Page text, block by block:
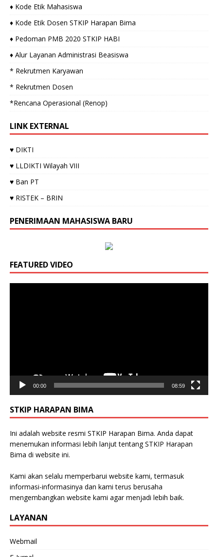
♦ Kode Etik Mahasiswa
♦ Kode Etik Dosen STKIP Harapan Bima
♦ Pedoman PMB 2020 STKIP HABI
♦ Alur Layanan Administrasi Beasiswa
* Rekrutmen Karyawan
* Rekrutmen Dosen
*Rencana Operasional (Renop)
LINK EXTERNAL
♥ DIKTI
♥ LLDIKTI Wilayah VIII
♥ Ban PT
♥ RISTEK – BRIN
PENERIMAAN MAHASISWA BARU
FEATURED VIDEO
00:00 08:59
STKIP HARAPAN BIMA
Ini adalah website resmi STKIP Harapan Bima. Anda dapat
menemukan informasi lebih lanjut tentang STKIP Harapan
Bima di website ini.
Kami akan selalu memperbarui website kami, termasuk
informasi-informasinya dan kami terus berusaha
mengembangkan website kami agar menjadi lebih baik.
LAYANAN
Webmail